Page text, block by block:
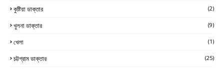
কুষ্টিয়া ডাক্তার (2)
খুলনা ডাক্তার (9)
খেলা (1)
চট্টগ্রাম ডাক্তার (25)